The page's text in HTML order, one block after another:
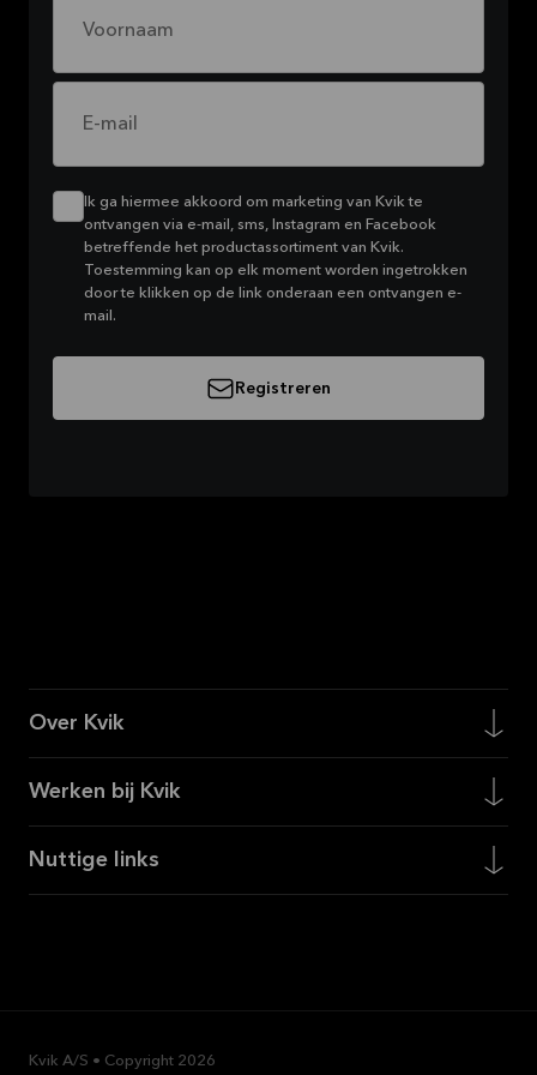
Voornaam
E-mail
Ik ga hiermee akkoord om marketing van Kvik te
ontvangen via e-mail, sms, Instagram en Facebook
betreffende het productassortiment van Kvik.
Toestemming kan op elk moment worden ingetrokken
door te klikken op de link onderaan een ontvangen e-
mail.
Registreren
Over Kvik
Werken bij Kvik
Nuttige links
Kvik A/S • Copyright 2026